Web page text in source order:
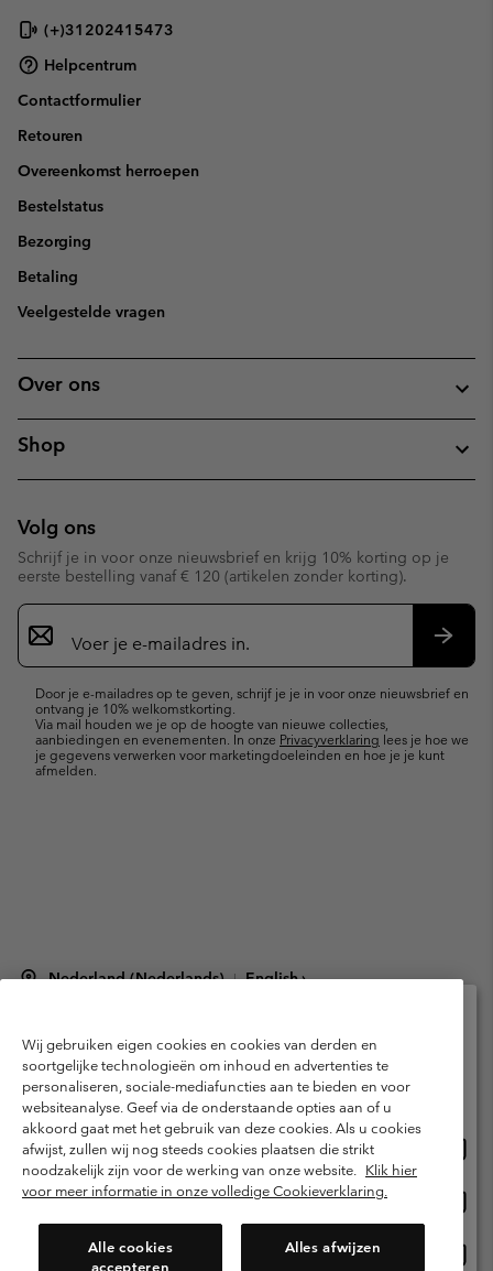
(+)31202415473
Helpcentrum
Contactformulier
Retouren
Overeenkomst herroepen
Bestelstatus
Bezorging
Betaling
Veelgestelde vragen
Over ons
Shop
Volg ons
Schrijf je in voor onze nieuwsbrief en krijg 10% korting op je
eerste bestelling vanaf € 120 (artikelen zonder korting).
Aanmelden
voor
e-
Door je e-mailadres op te geven, schrijf je je in voor onze nieuwsbrief en
ontvang je 10% welkomstkorting.
Via mail houden we je op de hoogte van nieuwe collecties,
aanbiedingen en evenementen. In onze Privacyverklaring lees je hoe we
je gegevens verwerken voor marketingdoeleinden en hoe je je kunt
afmelden.
Nederland (Nederlands) | English ›
Gebruiksvoorwaarden
Verkoopvoorwaarden
Garantie
Privacybeleid
Gebruiksvoorwaarden voor lidmaatschap
Voorwaarden voor door gebruikers gegenereerde inhoud
Impressum
Cookies
Public CBCR
Helpcentrum: Maan-Vrij. 9:00 - 13:00 & 14:00 - 18:00
Wij gebruiken eigen cookies en cookies van derden en
soortgelijke technologieën om inhoud en advertenties te
personaliseren, sociale-mediafuncties aan te bieden en voor
websiteanalyse. Geef via de onderstaande opties aan of u
akkoord gaat met het gebruik van deze cookies. Als u cookies
afwijst, zullen wij nog steeds cookies plaatsen die strikt
noodzakelijk zijn voor de werking van onze website. Klik hier
voor meer informatie in onze volledige Cookieverklaring.
Alle cookies
accepteren
Alles afwijzen
Selecteer je verzendlocatie en taal
Online shoppen beschikbaar
United States
Netherlands-English
Netherlands-Dutch